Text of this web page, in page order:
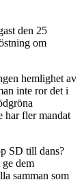
den 25
om
hemlighet av
inte ror det i
har fler mandat
SD till dans?
dem
samman som